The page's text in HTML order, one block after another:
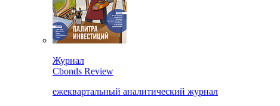
Журнал
Cbonds Review
ежеквартальный аналитический журнал